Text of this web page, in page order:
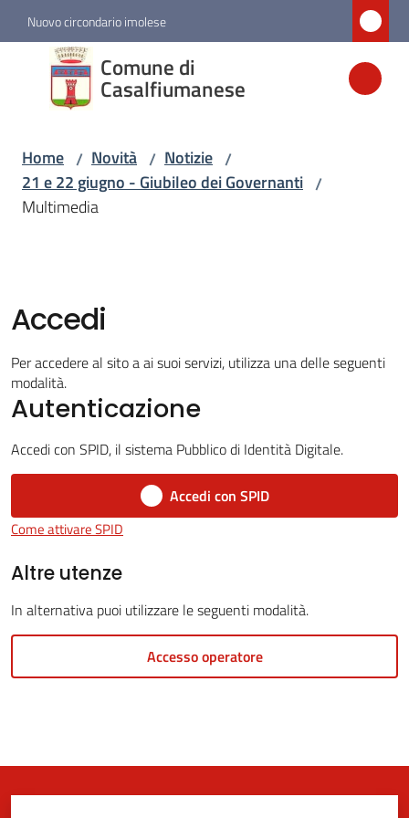
Vai al contenuto
Vai alla navigazione
Vai al footer
Nuovo circondario imolese
Comune di
Casalfiumanese
Comune di
Casalfiumanese
Amministrazione
Casalfiumanese
on-
gli
Home / Novità / Notizie /
21 e 22 giugno - Giubileo dei Governanti /
Multimedia
Accedi
Per accedere al sito a ai suoi servizi, utilizza una delle seguenti
modalità.
Autenticazione
Accedi con SPID, il sistema Pubblico di Identità Digitale.
Accedi con SPID
Come attivare SPID
Altre utenze
In alternativa puoi utilizzare le seguenti modalità.
Accesso operatore